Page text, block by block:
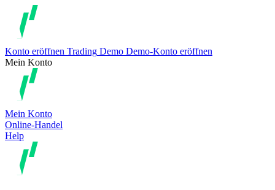
Konto eröffnen Trading Demo Demo-Konto eröffnen
Mein Konto
Mein Konto
Online-Handel
Help